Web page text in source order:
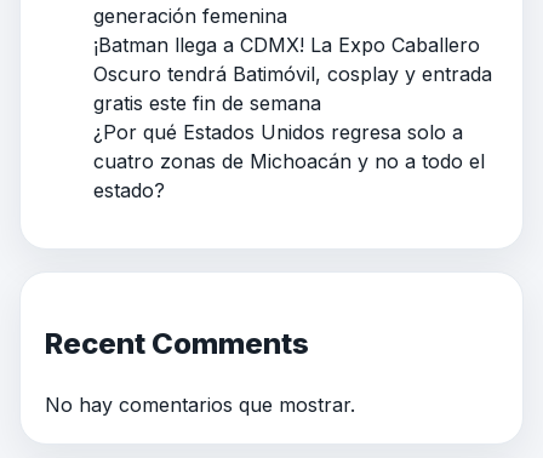
generación femenina
¡Batman llega a CDMX! La Expo Caballero
Oscuro tendrá Batimóvil, cosplay y entrada
gratis este fin de semana
¿Por qué Estados Unidos regresa solo a
cuatro zonas de Michoacán y no a todo el
estado?
Recent Comments
No hay comentarios que mostrar.